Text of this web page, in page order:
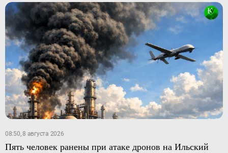
08:50, 8 августа 2026
Пять человек ранены при атаке дронов на Ильский